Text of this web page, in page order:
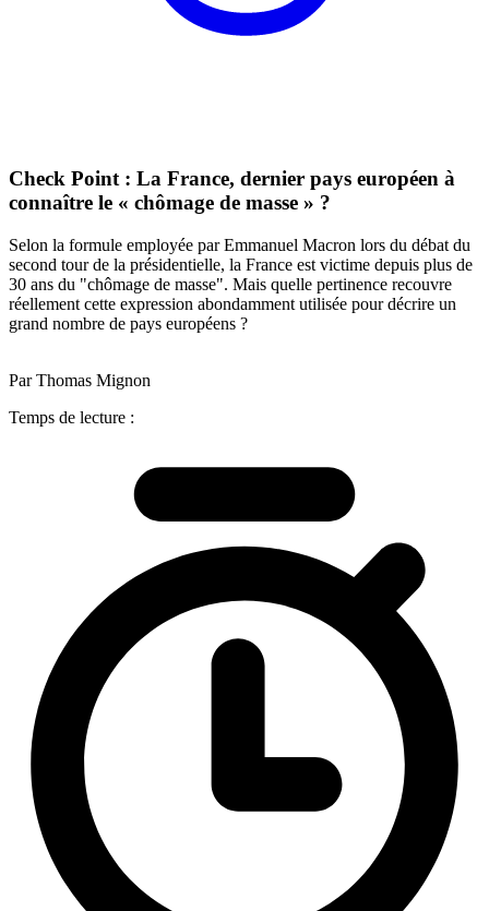
Check Point : La France, dernier pays européen à
connaître le « chômage de masse » ?
Selon la formule employée par Emmanuel Macron lors du débat du
second tour de la présidentielle, la France est victime depuis plus de
30 ans du "chômage de masse". Mais quelle pertinence recouvre
réellement cette expression abondamment utilisée pour décrire un
grand nombre de pays européens ?
Par Thomas Mignon
Temps de lecture :